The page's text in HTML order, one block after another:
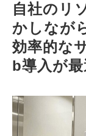
自社のリ
かしなが
効率的な
b導入が